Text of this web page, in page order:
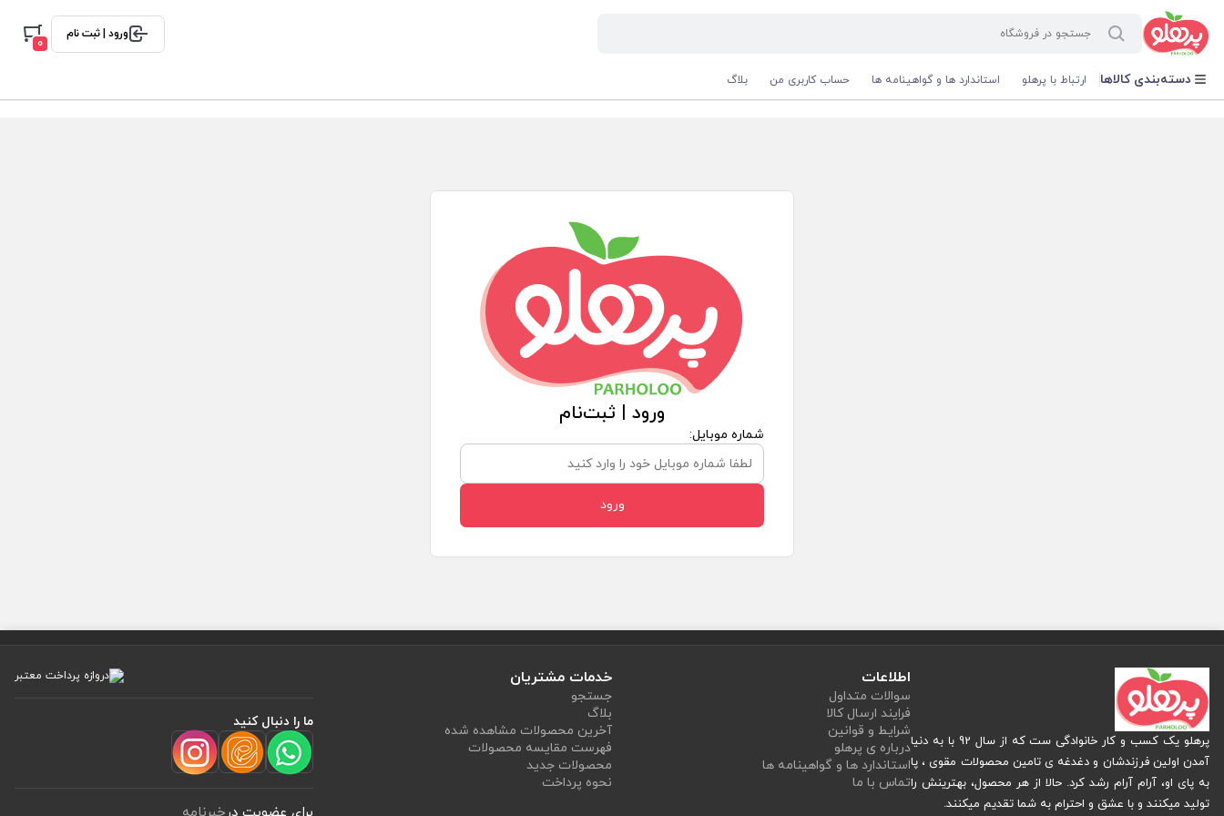
ورود | ثبت نام
0
دسته‌بندی کالاها ارتباط با پرهلو استاندارد ها و گواهینامه ها حساب کاربری من بلاگ
ورود | ثبت‌نام
شماره موبایل:
ورود
پرهلو یک کسب و کار خانوادگی ست که از سال 92 با به دنیا
آمدن اولین فرزندشان و دغدغه ی تامین محصولات مقوی ، پا
به پای او، آرام آرام رشد کرد. حالا از هر محصول، بهترینش را
تولید میکنند و با عشق و احترام به شما تقدیم میکنند.
اطلاعات
سوالات متداول
فرایند ارسال کالا
شرایط و قوانین
درباره ی پرهلو
استاندارد ها و گواهینامه ها
تماس با ما
خدمات مشتریان
جستجو
بلاگ
آخرین محصولات مشاهده شده
فهرست مقایسه محصولات
محصولات جدید
نحوه پرداخت
ما را دنبال کنید